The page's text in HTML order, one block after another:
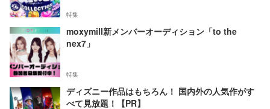
特集
moxymill新メンバーオーディション「to the
nex7」
特集
ディズニー作品はもちろん！ 国内外の人気作がす
べて見放題！【PR】